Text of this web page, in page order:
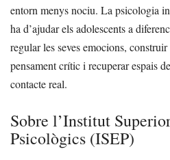
entorn menys nociu. La psicologia
ha d’ajudar els adolescents a
regular les seves emocions,
pensament crític i recuperar espais
contacte real.
Sobre l’Institut
Psicològics (ISEP)